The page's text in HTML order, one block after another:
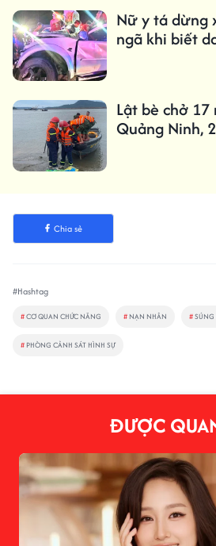
Nữ y tá dừng
ngã khi biết
Lật bè chở
Quảng Ninh,
Chia sẻ
#Hashtag
#CƠ QUAN CHỨC NĂNG # NẠN NHÂN #SÚNG
# PHÒNG CẢNH SÁT HÌNH SỰ
ĐƯỢC